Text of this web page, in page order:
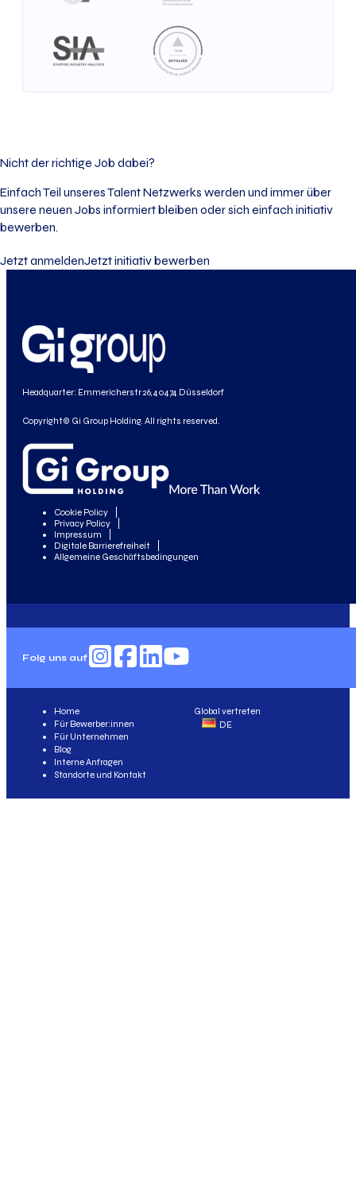
Nicht der richtige Job dabei?
Einfach Teil unseres Talent Netzwerks werden und immer über
unsere neuen Jobs informiert bleiben oder sich einfach initiativ
bewerben.
Jetzt anmeldenJetzt initiativ bewerben
Headquarter: Emmericherstr 26, 40474 Düsseldorf
Copyright© Gi Group Holding. All rights reserved.
Cookie Policy
Privacy Policy
Impressum
Digitale Barrierefreiheit
Allgemeine Geschäftsbedingungen
Folg uns auf
Global vertreten
DE
Home
Für Bewerber:innen
Für Unternehmen
Blog
Interne Anfragen
Standorte und Kontakt